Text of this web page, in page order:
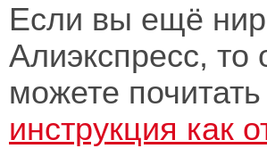
Если вы ещё
Алиэкспресс, то
можете
инструкция как